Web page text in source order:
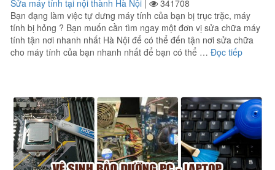
Sửa máy tính tại nội thành Hà Nội |
341708
Bạn đạng làm việc tự dưng máy tính của bạn bị trục trặc, máy
tính bị hỏng ? Bạn muốn cần tìm ngay một đơn vị sửa chữa máy
tính tận nơi nhanh nhất Hà Nội để có thể đến tận nơi sửa chữa
cho máy tính của bạn nhanh nhất để bạn có thể … Đọc tiếp“Bảo